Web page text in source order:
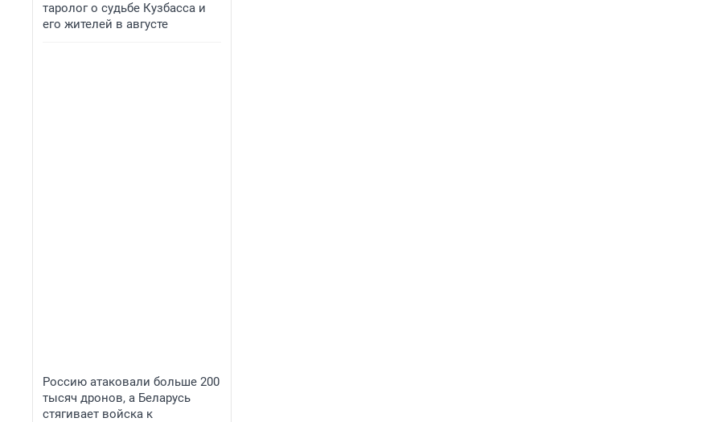
таролог о судьбе Кузбасса и
его жителей в августе
Россию атаковали больше 200
тысяч дронов, а Беларусь
стягивает войска к